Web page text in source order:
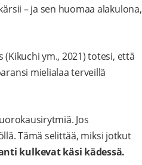
– ja sen huomaa alakulona,
ym., 2021) totesi, että
mielialaa terveillä
Jos
Tämä selittää, miksi jotkut
kulkevat käsi kädessä.